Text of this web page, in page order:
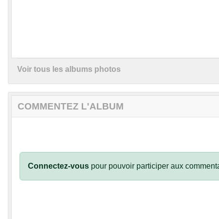
Voir tous les albums photos
COMMENTEZ L'ALBUM
Connectez-vous pour pouvoir participer aux